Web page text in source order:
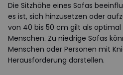
Die Sitzhöhe eines Sofas
es ist, sich hinzusetzen oder
von 40 bis 50 cm gilt als
Menschen. Zu niedrige Sofas
Menschen oder Personen mit
Herausforderung darstellen.